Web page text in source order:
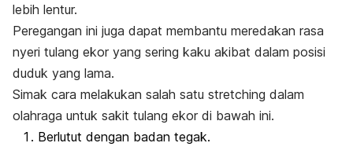
lebih lentur.
Peregangan ini juga dapat membantu meredakan rasa
nyeri tulang ekor yang sering kaku akibat dalam posisi
duduk yang lama.
Simak cara melakukan salah satu stretching dalam
olahraga untuk sakit tulang ekor di bawah ini.
Berlutut dengan badan tegak.